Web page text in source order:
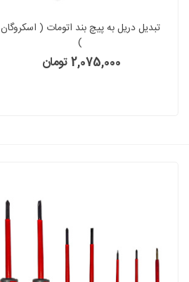
تبدیل دریل به پیچ بند اتومات ( اسکروگان
)
2,075,000 تومان